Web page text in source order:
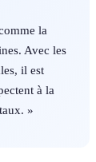
la
Avec les
il est
à la
»